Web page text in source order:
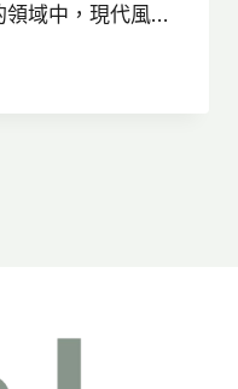
領域中，現代風…